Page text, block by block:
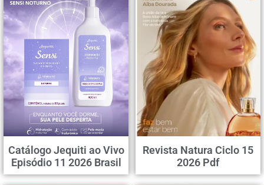
Catálogo Jequiti ao Vivo
Episódio 11 2026 Brasil
Revista Natura Ciclo 15
2026 Pdf